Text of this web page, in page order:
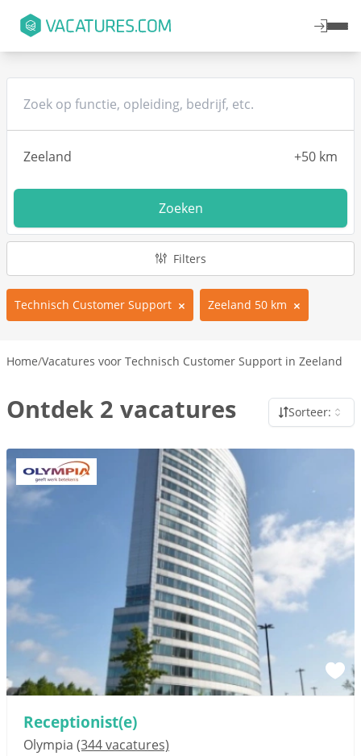
Zoeken
Filters
Technisch Customer Support Zeeland 50 km
Home/Vacatures voor Technisch Customer Support in Zeeland
Ontdek 2 vacatures Sorteer:
Receptionist(e)
Olympia (344 vacatures)